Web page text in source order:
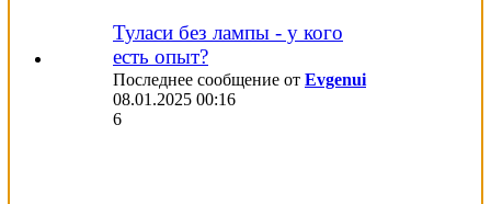
Туласи без лампы - у кого
есть опыт?
Последнее сообщение от Evgenui
08.01.2025 00:16
6